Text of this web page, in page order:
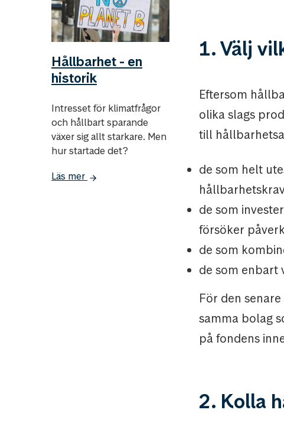
1. Välj
Eftersom
olika slags
till
de som helt
de som
försöker
de som
de som enbart
För den
samma bolag
på fondens
2. Kolla
Hållbarhet - en
historik
Intresset för klimatfrågor
och hållbart sparande
växer sig allt starkare. Men
hur startade det?
Läs mer